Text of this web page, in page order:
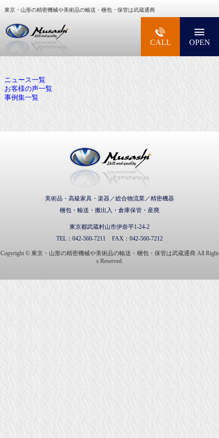
東京・山形の精密機械や美術品の輸送・梱包・保管は武蔵通商
大型精密機械・美術品・高級楽器の梱包・輸送
CALL OPEN
ニュース一覧
お客様の声一覧
事例集一覧
美術品・高級家具・楽器／総合物流業／精密機器
梱包・輸送・搬出入・倉庫保管・産廃
東京都武蔵村山市伊奈平1-24-2
TEL： 042-560-7211 FAX： 042-560-7212
Copyright © 東京・山形の精密機械や美術品の輸送・梱包・保管は武蔵通商 All Right
s Reserved.